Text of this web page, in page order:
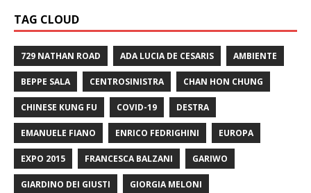
TAG CLOUD
729 NATHAN ROAD ADA LUCIA DE CESARIS AMBIENTE
BEPPE SALA CENTROSINISTRA CHAN HON CHUNG
CHINESE KUNG FU COVID-19 DESTRA
EMANUELE FIANO ENRICO FEDRIGHINI EUROPA
EXPO 2015 FRANCESCA BALZANI GARIWO
GIARDINO DEI GIUSTI GIORGIA MELONI